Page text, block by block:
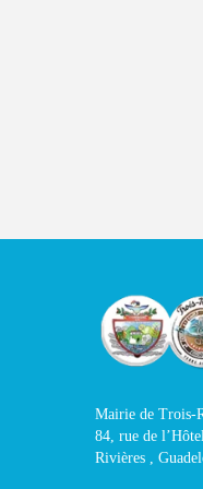
Mairie de Trois-
84, rue de
Rivières ,